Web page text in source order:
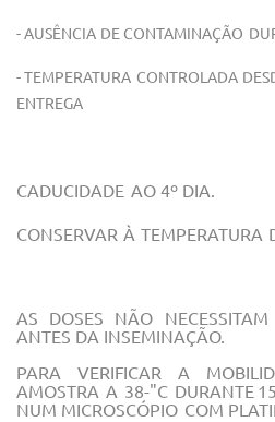
- AUSÊNCIA DE CONTAMINAÇÃO
- TEMPERATURA CONTROLADA
ENTREGA
CADUCIDADE AO 4º DIA.
CONSERVAR À TEMPERATURA
AS DOSES NÃO NECESSITAM
ANTES DA INSEMINAÇÃO.
PARA VERIFICAR A
AMOSTRA A 38-"C DURANTE 15
NUM MICROSCÓPIO COM